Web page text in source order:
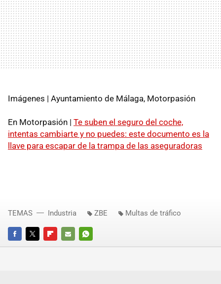
Imágenes | Ayuntamiento de Málaga, Motorpasión
En Motorpasión | Te suben el seguro del coche,
intentas cambiarte y no puedes: este documento es la
llave para escapar de la trampa de las aseguradoras
FACEBOOKTWITTERFLIPBOARD
E-
WHATSAPP
TEMAS Industria ZBE Multas de tráfico